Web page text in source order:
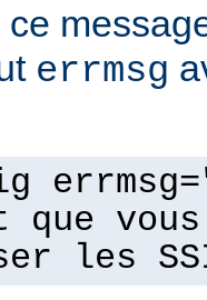
errmsg
que
les